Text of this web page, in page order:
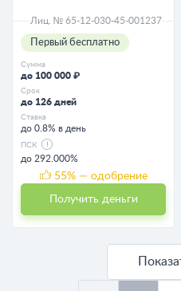
Лиц. № 65-12-030-45-001237
Первый бесплатно
Сумма
до 100 000 ₽
Срок
до 126 дней
Ставка
до 0.8% в день
ПСК
до 292.000%
55% — одобрение
Получить деньги